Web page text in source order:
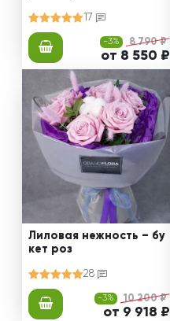
17
-3% 8 790 ₽
от 8 550 ₽
Лиловая нежность – бу
кет роз
28
-3% 10 200 ₽
от 9 918 ₽